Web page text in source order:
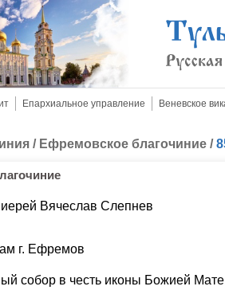
Епархиальное управление Веневское
/ Ефремовское благочиние /
Вячеслав Слепнев
г. Ефремов
собор в честь иконы Божией